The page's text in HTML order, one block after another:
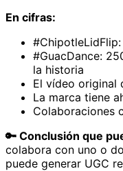
En cifras:
#GuacDance:
la historia
El vídeo original
La marca tiene
Colaboraciones
🔑 Conclusión que
colabora con uno o
puede generar UGC